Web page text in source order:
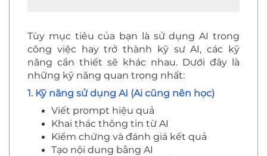
Tùy mục tiêu của bạn là sử dụng AI trong
công việc hay trở thành kỹ sư AI, các kỹ
năng cần thiết sẽ khác nhau. Dưới đây là
những kỹ năng quan trọng nhất:
1. Kỹ năng sử dụng AI (Ai cũng nên học)
Viết prompt hiệu quả
Khai thác thông tin từ AI
Kiểm chứng và đánh giá kết quả
Tạo nội dung bằng AI